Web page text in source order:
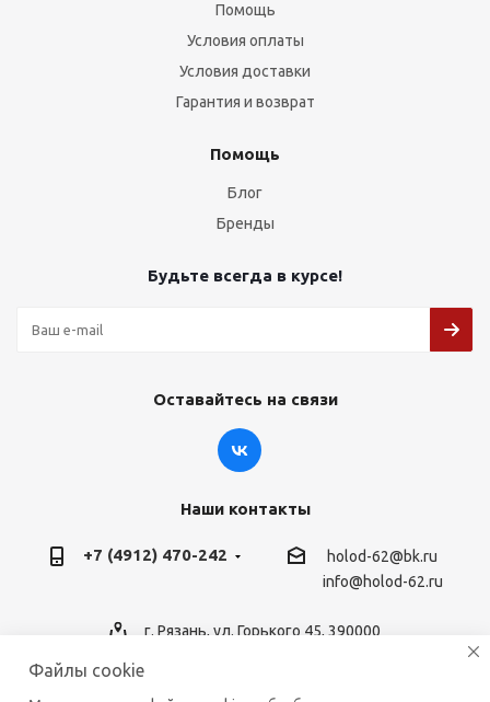
Помощь
Условия оплаты
Условия доставки
Гарантия и возврат
Помощь
Блог
Бренды
Будьте всегда в курсе!
Оставайтесь на связи
Наши контакты
+7 (4912) 470-242
holod-62@bk.ru
info@holod-62.ru
г. Рязань, ул. Горького 45, 390000
Файлы cookie